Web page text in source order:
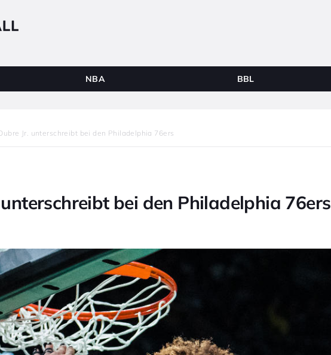
NBA BBL
Jr. unterschreibt bei den Philadelphia 76ers
unterschreibt bei den Philadelphia 76ers